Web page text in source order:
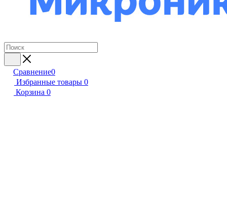
Сравнение0
Избранные товары 0
Корзина 0